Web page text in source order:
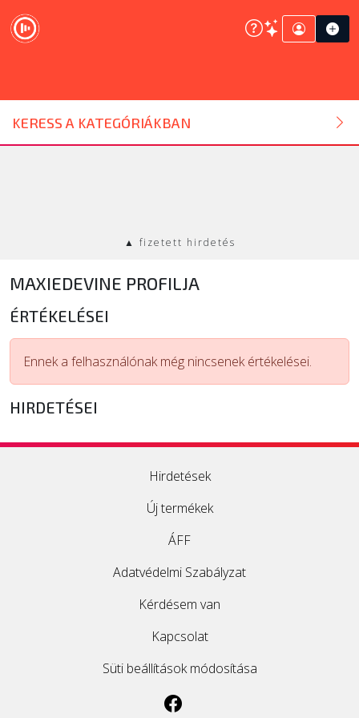
KERESS A KATEGÓRIÁKBAN
DJ ESZKÖZ
HANGTECHNIKA
EGYÉB
SZOLGÁLTATÁSOK
▲ fizetett hirdetés
MAXIEDEVINE PROFILJA
ÉRTÉKELÉSEI
Ennek a felhasználónak még nincsenek értékelései.
HIRDETÉSEI
Hirdetések
Új termékek
ÁFF
Adatvédelmi Szabályzat
Kérdésem van
Kapcsolat
Süti beállítások módosítása